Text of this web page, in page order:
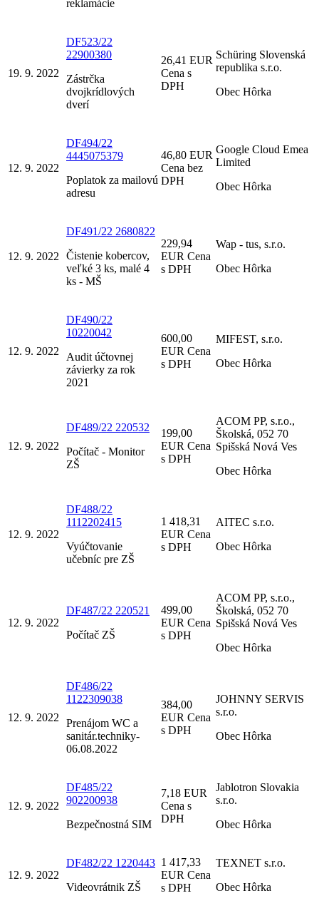
reklamácie
19. 9. 2022
DF523/22
22900380
Zástrčka
dvojkrídlových
dverí
26,41 EUR
Cena s
DPH
Schüring Slovenská
republika s.r.o.
Obec Hôrka
12. 9. 2022
DF494/22
4445075379
Poplatok za mailovú
adresu
46,80 EUR
Cena bez
DPH
Google Cloud Emea
Limited
Obec Hôrka
12. 9. 2022
DF491/22 2680822
Čistenie kobercov,
veľké 3 ks, malé 4
ks - MŠ
229,94
EUR Cena
s DPH
Wap - tus, s.r.o.
Obec Hôrka
12. 9. 2022
DF490/22
10220042
Audit účtovnej
závierky za rok
2021
600,00
EUR Cena
s DPH
MIFEST, s.r.o.
Obec Hôrka
12. 9. 2022
DF489/22 220532
Počítač - Monitor
ZŠ
199,00
EUR Cena
s DPH
ACOM PP, s.r.o.,
Školská, 052 70
Spišská Nová Ves
Obec Hôrka
12. 9. 2022
DF488/22
1112202415
Vyúčtovanie
učebníc pre ZŠ
1 418,31
EUR Cena
s DPH
AITEC s.r.o.
Obec Hôrka
12. 9. 2022
DF487/22 220521
Počítač ZŠ
499,00
EUR Cena
s DPH
ACOM PP, s.r.o.,
Školská, 052 70
Spišská Nová Ves
Obec Hôrka
12. 9. 2022
DF486/22
1122309038
Prenájom WC a
sanitár.techniky-
06.08.2022
384,00
EUR Cena
s DPH
JOHNNY SERVIS
s.r.o.
Obec Hôrka
12. 9. 2022
DF485/22
902200938
Bezpečnostná SIM
7,18 EUR
Cena s
DPH
Jablotron Slovakia
s.r.o.
Obec Hôrka
12. 9. 2022
DF482/22 1220443
Videovrátnik ZŠ
1 417,33
EUR Cena
s DPH
TEXNET s.r.o.
Obec Hôrka